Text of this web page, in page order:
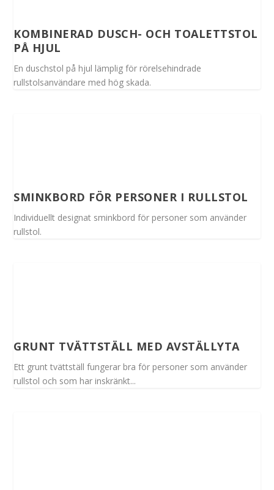
KOMBINERAD DUSCH- OCH TOALETTSTOL
PÅ HJUL
En duschstol på hjul lämplig för rörelsehindrade
rullstolsanvändare med hög skada.
SMINKBORD FÖR PERSONER I RULLSTOL
Individuellt designat sminkbord för personer som använder
rullstol.
GRUNT TVÄTTSTÄLL MED AVSTÄLLYTA
Ett grunt tvättställ fungerar bra för personer som använder
rullstol och som har inskränkt...